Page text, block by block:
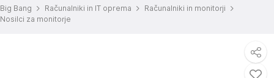
Big Bang Računalniki in IT oprema
Računalniki in monitorji
Nosilci za monitorje